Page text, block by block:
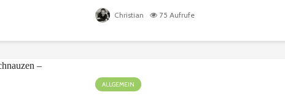
Räume, viele interessante Gerüche und
Christian 75 Aufrufe
ALLGEMEIN